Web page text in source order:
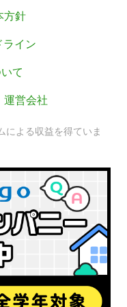
方針
ライン
て
運営会社
による収益を得ていま